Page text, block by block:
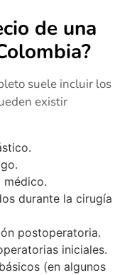
de una
suele incluir los
existir
médico.
durante la cirugía
postoperatoria.
iniciales.
(en algunos